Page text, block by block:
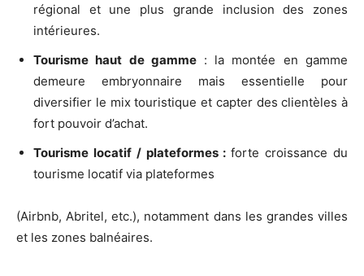
régional et une plus grande inclusion des zones
intérieures.
Tourisme haut de gamme : la montée en gamme
demeure embryonnaire mais essentielle pour
diversifier le mix touristique et capter des clientèles à
fort pouvoir d’achat.
Tourisme locatif / plateformes :forte croissance du
tourisme locatif via plateformes
(Airbnb, Abritel, etc.), notamment dans les grandes villes
et les zones balnéaires.